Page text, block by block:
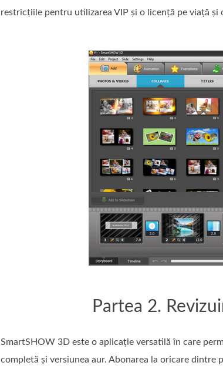
restricțiile pentru utilizarea VIP și o licență pe viață și
Partea 2.
SmartSHOW 3D este o aplicație versatilă în care
completă și versiunea aur. Abonarea la oricare